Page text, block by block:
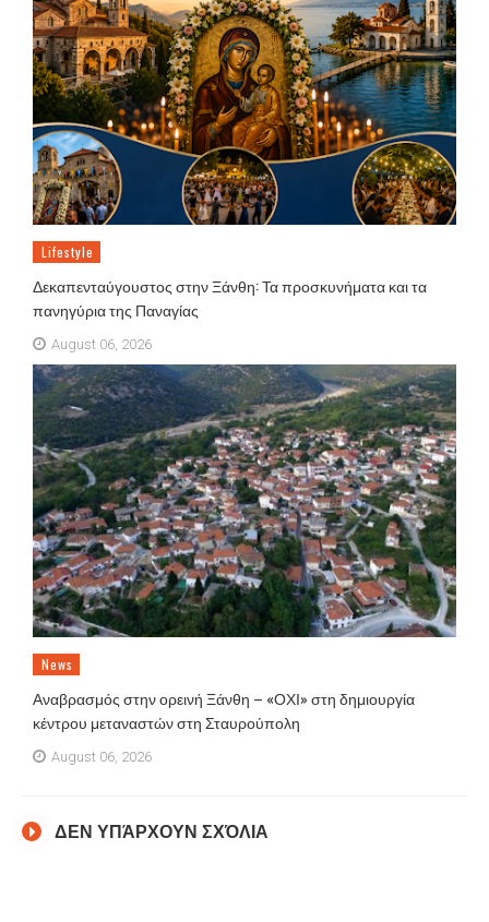
Lifestyle
Δεκαπενταύγουστος στην Ξάνθη: Τα προσκυνήματα και τα
πανηγύρια της Παναγίας
August 06, 2026
News
Αναβρασμός στην ορεινή Ξάνθη – «ΟΧΙ» στη δημιουργία
κέντρου μεταναστών στη Σταυρούπολη
August 06, 2026
ΔΕΝ ΥΠΆΡΧΟΥΝ ΣΧΌΛΙΑ